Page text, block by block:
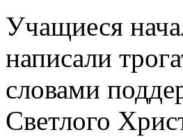
Учащиеся
написали
словами
Светлого